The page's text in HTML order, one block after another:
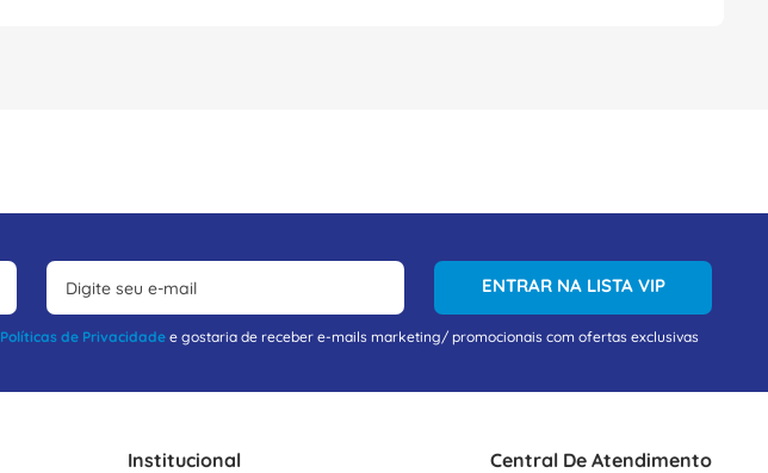
ENTRAR NA LISTA VIP
Políticas de Privacidade e gostaria de receber e-mails marketing/ promocionais com ofertas exclusivas
Institucional Central De Atendimento